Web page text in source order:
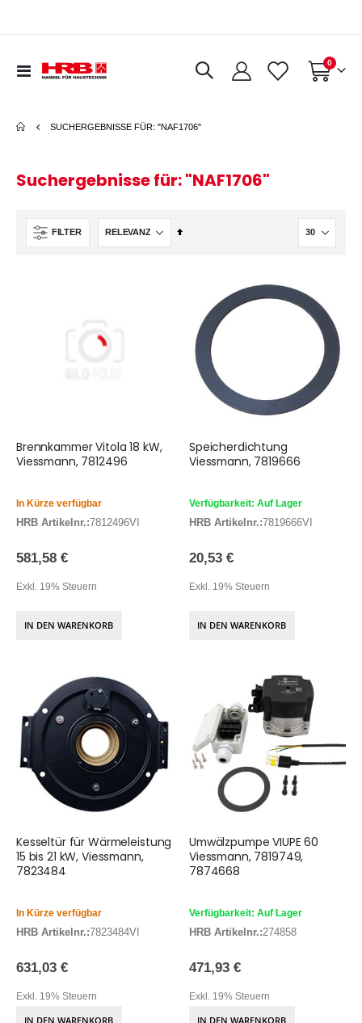
Navigation
Warenkorb
0Artikel
SUCHERGEBNISSE FÜR: "NAF1706"
Suchergebnisse für: "NAF1706"
FILTER
In
Brennkammer Vitola 18 kW,
Viessmann, 7812496
In Kürze verfügbar
HRB Artikelnr.:7812496VI
581,58 €
Exkl. 19% Steuern
IN DEN WARENKORB
Speicherdichtung
Viessmann, 7819666
Verfügbarkeit: Auf Lager
HRB Artikelnr.:7819666VI
20,53 €
Exkl. 19% Steuern
IN DEN WARENKORB
Kesseltür für Wärmeleistung
15 bis 21 kW, Viessmann,
7823484
In Kürze verfügbar
HRB Artikelnr.:7823484VI
631,03 €
Exkl. 19% Steuern
IN DEN WARENKORB
Umwälzpumpe VIUPE 60
Viessmann, 7819749,
7874668
Verfügbarkeit: Auf Lager
HRB Artikelnr.:274858
471,93 €
Exkl. 19% Steuern
IN DEN WARENKORB